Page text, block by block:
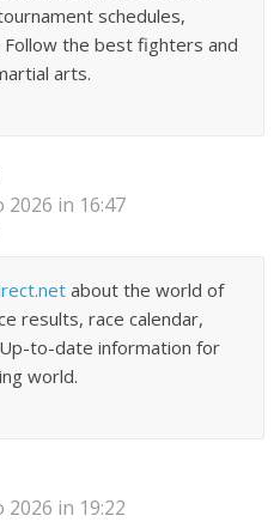
schedules,
the best fighters and
arts.
2026 in 16:47
about the world of
results, race calendar,
to-date information for
world.
2026 in 19:22